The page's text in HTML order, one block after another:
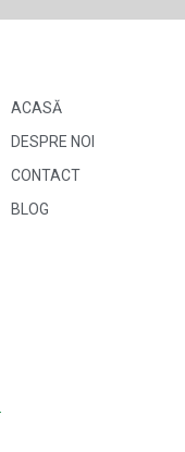
ACASĂ
DESPRE NOI
CONTACT
BLOG